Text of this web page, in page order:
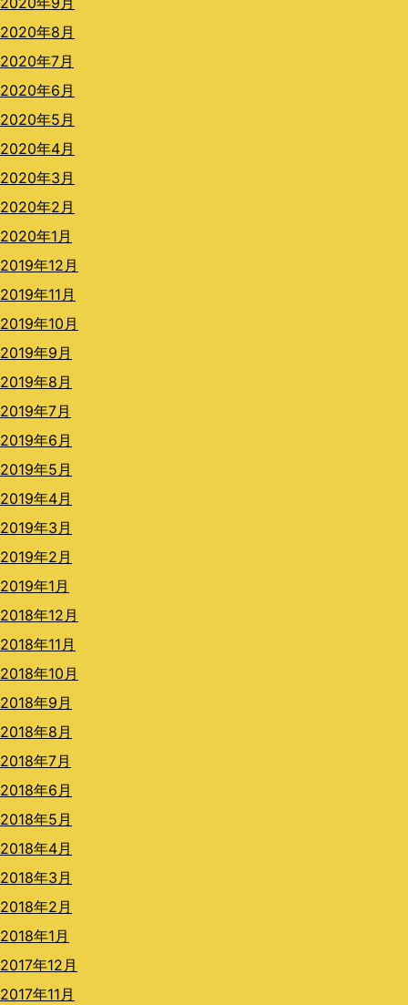
2020年8月
2020年7月
2020年6月
2020年5月
2020年4月
2020年3月
2020年2月
2020年1月
2019年12月
2019年11月
2019年10月
2019年9月
2019年8月
2019年7月
2019年6月
2019年5月
2019年4月
2019年3月
2019年2月
2019年1月
2018年12月
2018年11月
2018年10月
2018年9月
2018年8月
2018年7月
2018年6月
2018年5月
2018年4月
2018年3月
2018年2月
2018年1月
2017年12月
2017年11月